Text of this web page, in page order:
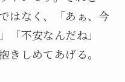
はなく、「あぁ、今
「不安なんだね」
きしめてあげる。